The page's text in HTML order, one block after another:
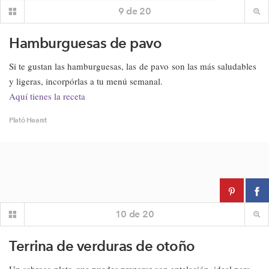
9 de 20
Hamburguesas de pavo
Si te gustan las hamburguesas, las de pavo son las más saludables
y ligeras, incorpórlas a tu menú semanal.
Aquí tienes la receta
Plató Hearst
10 de 20
Terrina de verduras de otoño